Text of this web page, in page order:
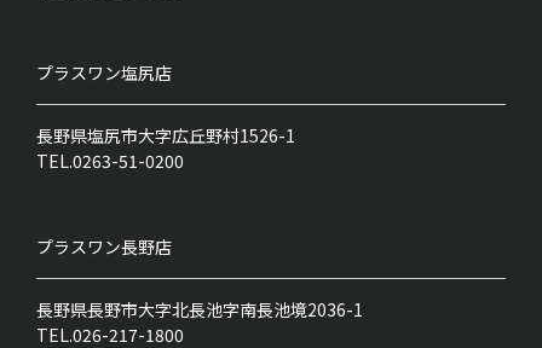
プラスワン塩尻店
長野県塩尻市大字広丘野村1526-1
TEL.0263-51-0200
プラスワン長野店
長野県長野市大字北長池字南長池境2036-1
TEL.026-217-1800